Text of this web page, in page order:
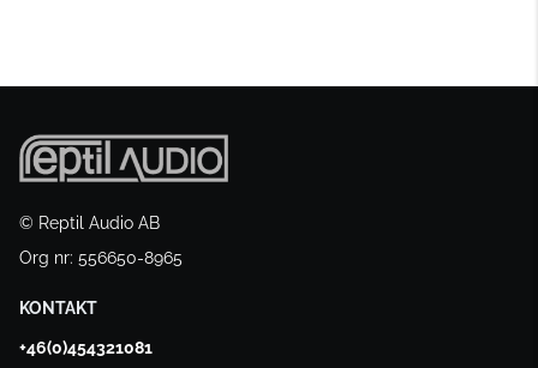
© Reptil Audio AB
Org nr: 556650-8965
KONTAKT
+46(0)454321081